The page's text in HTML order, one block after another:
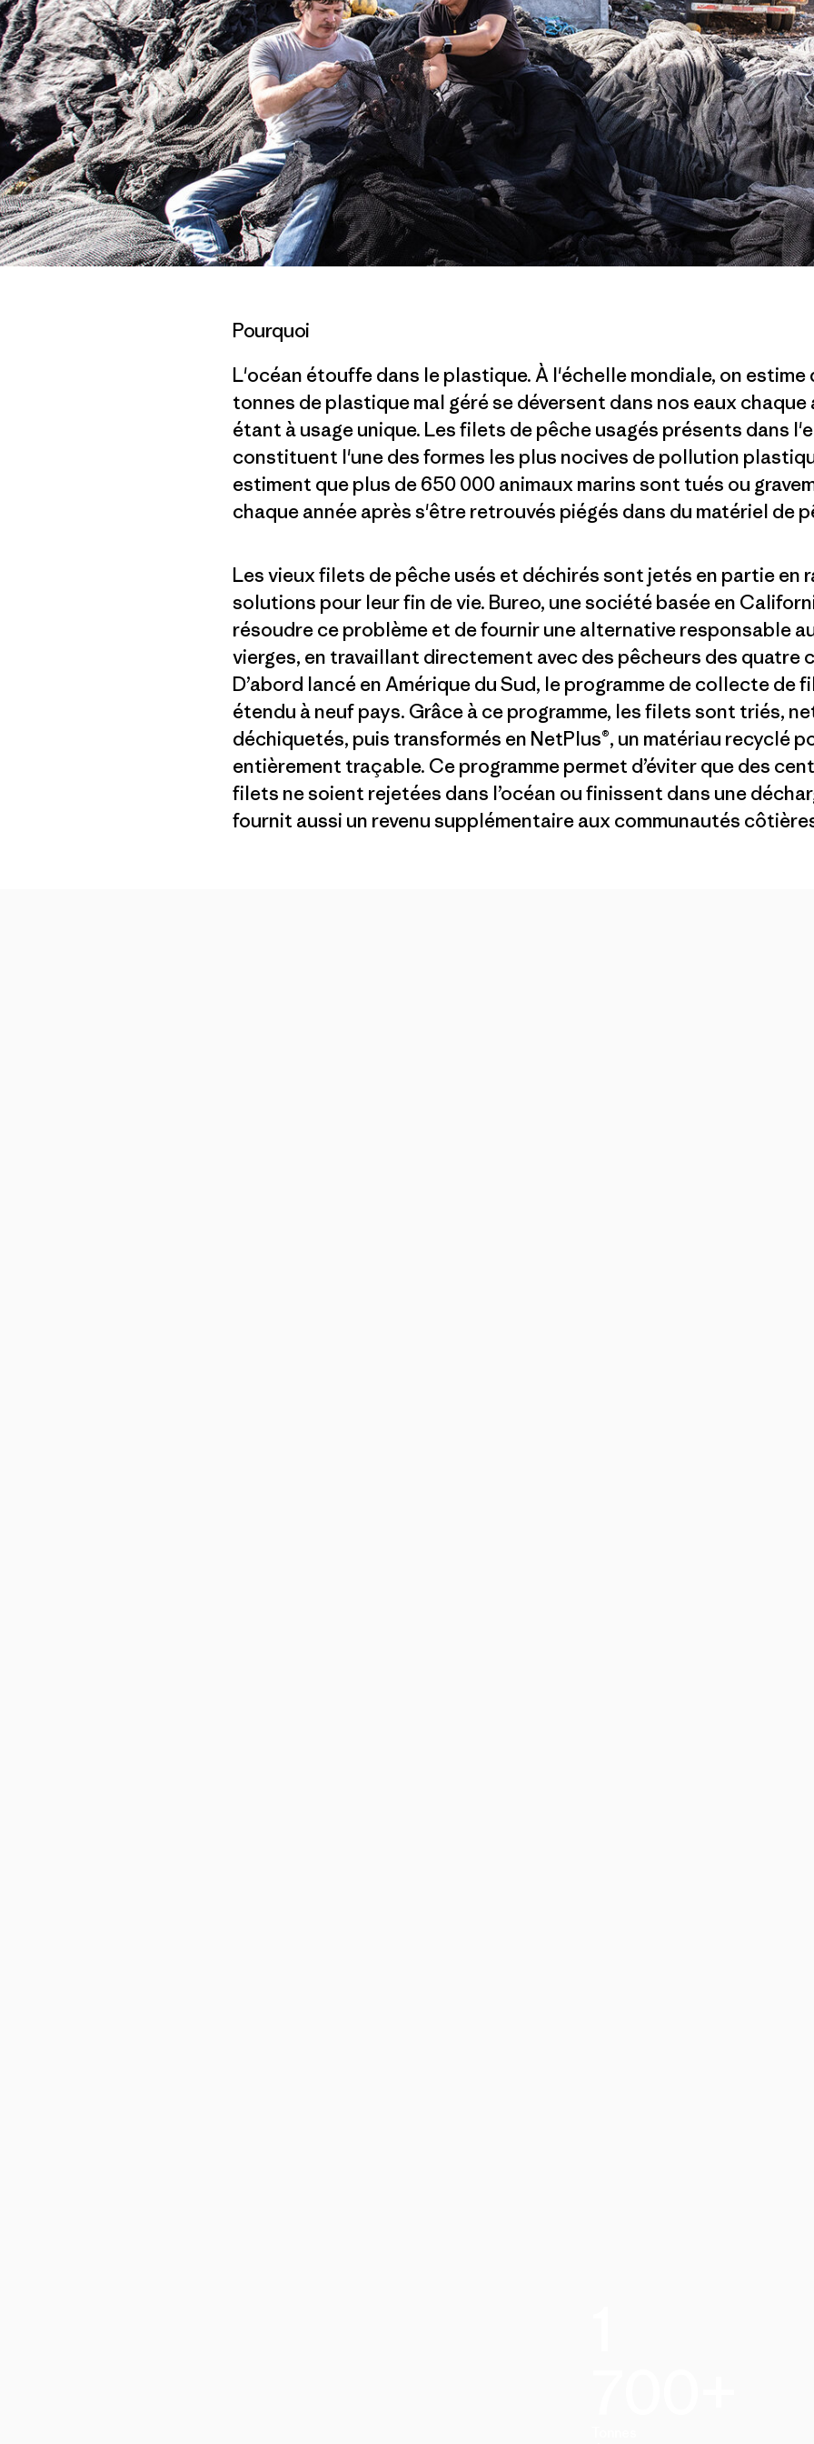
Pourquoi
L'océan étouffe dans le plastique. À l'échelle mondiale, on estime
tonnes de plastique mal géré se déversent dans nos eaux
étant à usage unique. Les filets de pêche usagés présents dans
constituent l'une des formes les plus nocives de pollution
estiment que plus de 650 000 animaux marins sont tués ou
chaque année après s'être retrouvés piégés dans du matériel de
Les vieux filets de pêche usés et déchirés sont jetés en partie en
solutions pour leur fin de vie. Bureo, une société basée en
résoudre ce problème et de fournir une alternative responsable
vierges, en travaillant directement avec des pêcheurs des quatre
D’abord lancé en Amérique du Sud, le programme de collecte de
étendu à neuf pays. Grâce à ce programme, les filets sont triés,
déchiquetés, puis transformés en NetPlus®, un matériau recyclé
entièrement traçable. Ce programme permet d’éviter que des
filets ne soient rejetées dans l’océan ou finissent dans une
fournit aussi un revenu supplémentaire aux communautés